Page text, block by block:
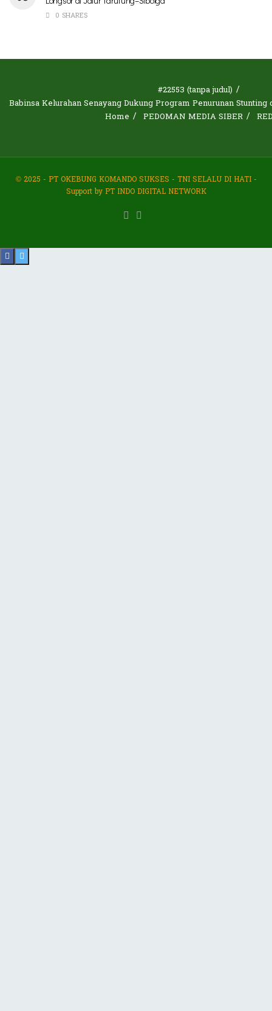
0 SHARES
#22553 (tanpa judul)
Babinsa Kelurahan Senayang Dukung Program Penurunan
Home
PEDOMAN MEDIA SIBER
© 2025 - PT OKEBUNG KOMANDO SUKSES - TNI SELALU DI HATI -
Support by PT INDO DIGITAL NETWORK